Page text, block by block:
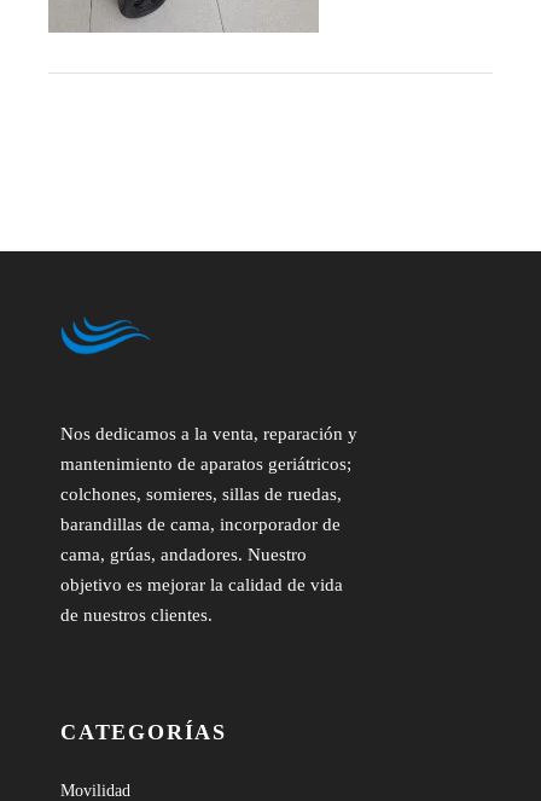
Nos dedicamos a la venta, reparación y
mantenimiento de aparatos geriátricos;
colchones, somieres, sillas de ruedas,
barandillas de cama, incorporador de
cama, grúas, andadores. Nuestro
objetivo es mejorar la calidad de vida
de nuestros clientes.
CATEGORÍAS
Movilidad